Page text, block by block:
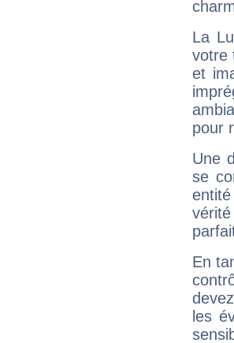
La
votre
et
pour
Une
se
En
les